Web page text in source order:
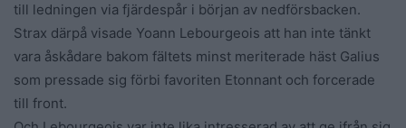
till ledningen via fjärdespår i början av nedförsbacken.
Strax därpå visade Yoann Lebourgeois att han inte tänkt
vara åskådare bakom fältets minst meriterade häst Galius
som pressade sig förbi favoriten Etonnant och forcerade
till front.